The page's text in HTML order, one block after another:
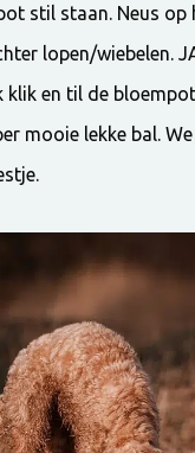
stil staan. Neus op
lopen/wiebelen.
klik en til de
mooie lekke bal.